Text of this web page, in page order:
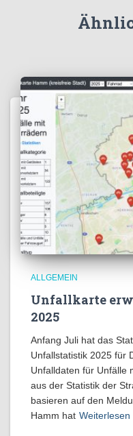
ALLGEMEIN
Unfallkarte
2025
Anfang Juli hat das
Unfallstatistik 2025 für
Unfalldaten für Unfälle
aus der Statistik der
basieren auf den
Hamm hat Weiterlesen